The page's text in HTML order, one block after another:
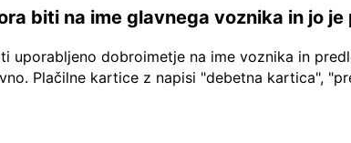
biti na ime glavnega voznika in jo
uporabljeno dobroimetje na ime voznika in
Plačilne kartice z napisi "debetna kartica",